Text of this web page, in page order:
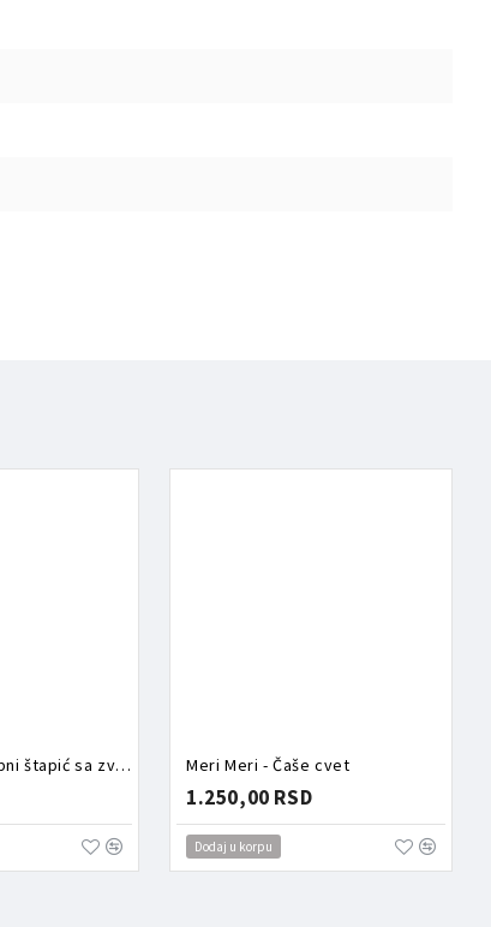
Meri Meri - Čarobni štapić sa zvezdom Meri Meri - Čaše cvet
1.250,00 RSD
Dodaj u korpu